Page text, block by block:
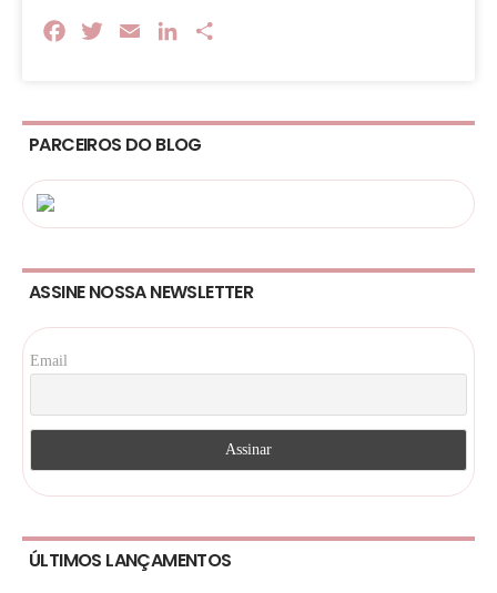
FacebookTwitterEmail LinkedIn
PARCEIROS DO BLOG
ASSINE NOSSA NEWSLETTER
Email
ÚLTIMOS LANÇAMENTOS